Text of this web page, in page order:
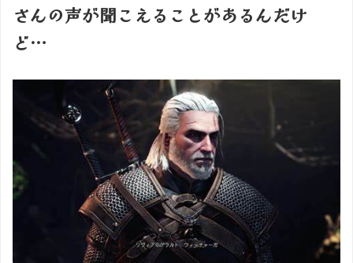
さんの声が聞こえることがあるんだけ
ど…